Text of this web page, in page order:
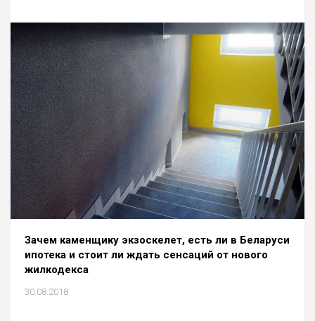
Зачем каменщику экзоскелет, есть ли в Беларуси
ипотека и стоит ли ждать сенсаций от нового
жилкодекса
30.08.2018